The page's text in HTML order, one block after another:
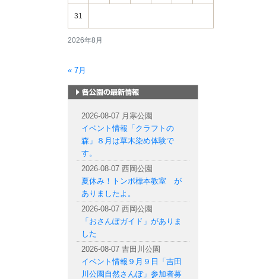
2026年8月
31
« 7月
2026-08-07 月寒公園
イベント情報「クラフトの
森」８月は草木染め体験で
す。
2026-08-07 西岡公園
夏休み！トンボ標本教室 が
ありましたよ。
2026-08-07 西岡公園
「おさんぽガイド」がありま
した
2026-08-07 吉田川公園
イベント情報９月９日「吉田
川公園自然さんぽ」参加者募